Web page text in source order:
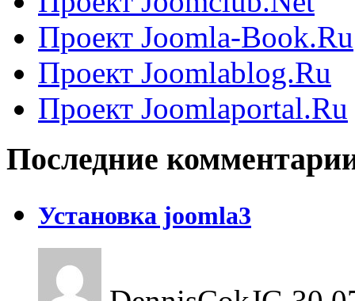
Проект Joomla-Book.Ru
Проект Joomlablog.Ru
Проект Joomlaportal.Ru
Последние
Установка joomla3